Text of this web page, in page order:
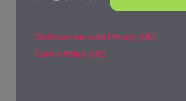
Dichiarazione sulla Privacy (UE)
Cookie Policy (UE)